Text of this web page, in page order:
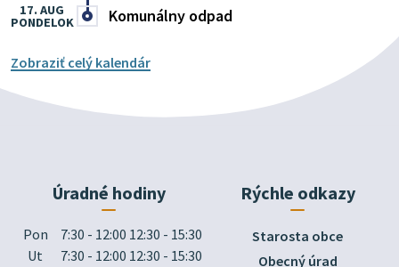
Komunálny odpad
17. AUG
PONDELOK
Zobraziť celý kalendár
Úradné hodiny
Pon
7:30 - 12:00 12:30 - 15:30
Ut
7:30 - 12:00 12:30 - 15:30
Rýchle odkazy
Starosta obce
Obecný úrad